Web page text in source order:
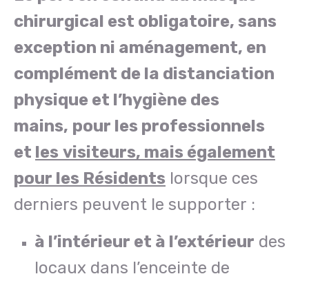
chirurgical est obligatoire, sans
exception ni aménagement, en
complément de la distanciation
physique et l’hygiène des
mains, pour les professionnels
et les visiteurs, mais également
pour les Résidents lorsque ces
derniers peuvent le supporter :
à l’intérieur et à l’extérieur des
locaux dans l’enceinte de